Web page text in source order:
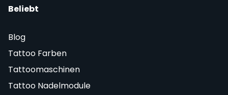
Beliebt
Blog
Tattoo Farben
Tattoomaschinen
Tattoo Nadelmodule